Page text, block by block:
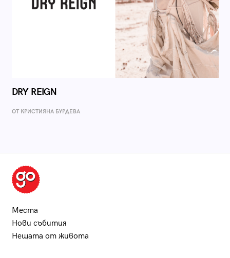
DRY REIGN
ОТ КРИСТИЯНА БУРДЕВА
Места
Нови събития
Нещата от живота